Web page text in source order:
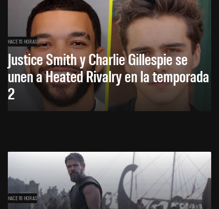
HACE 15 HORAS
Justice Smith y Charlie Gillespie se
unen a Heated Rivalry en la temporada
2
HACE 16 HORAS